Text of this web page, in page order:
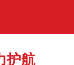
护航